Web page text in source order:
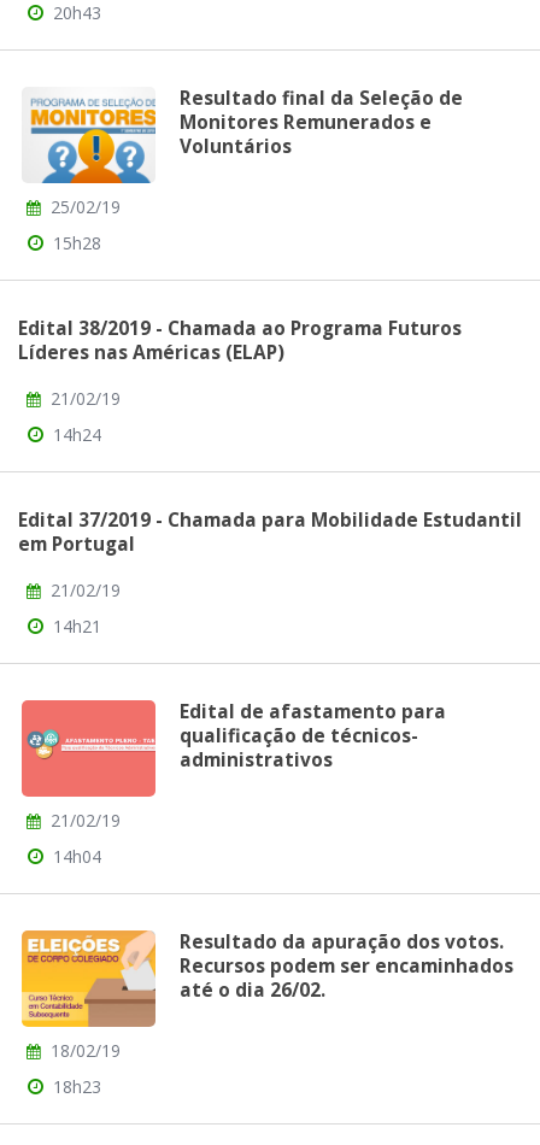
20h43
Resultado final da Seleção de
Monitores Remunerados e
Voluntários
25/02/19
15h28
Edital 38/2019 - Chamada ao Programa Futuros
Líderes nas Américas (ELAP)
21/02/19
14h24
Edital 37/2019 - Chamada para Mobilidade Estudantil
em Portugal
21/02/19
14h21
Edital de afastamento para
qualificação de técnicos-
administrativos
21/02/19
14h04
Resultado da apuração dos votos.
Recursos podem ser encaminhados
até o dia 26/02.
18/02/19
18h23